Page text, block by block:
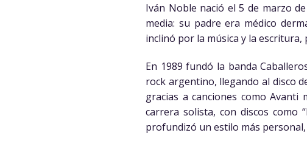
Iván Noble nació el 5 de marzo
media: su padre era médico
inclinó por la música y la
En 1989 fundó la banda
rock argentino, llegando al disco
gracias a canciones como
carrera solista, con discos como
profundizó un estilo más